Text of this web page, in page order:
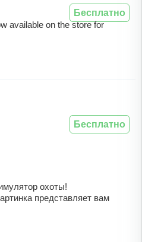
available on the store for
Бесплатно
охоты!
представляет вам
Бесплатно